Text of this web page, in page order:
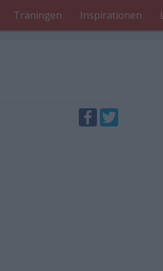
Träningen Inspirationen